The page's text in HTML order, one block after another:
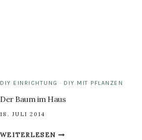
DIY EINRICHTUNG · DIY MIT PFLANZEN
Der Baum im Haus
18. JULI 2014
WEITERLESENDER